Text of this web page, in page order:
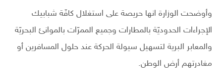
وأوضحت الوزارة انها حريصة على استغلال كافّة شبابيك
الإجراءات الحدوديّة بالمطارات وجميع الممرّات بالموانئ البحريّة
والمعابر البرية لتسهيل سيولة الحركة عند حلول المسافرين أو
مغادرتهم أرض الوطن.